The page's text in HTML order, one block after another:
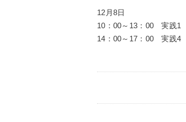
12月8日
10：00～13：00 実践
14：00～17：00 実践